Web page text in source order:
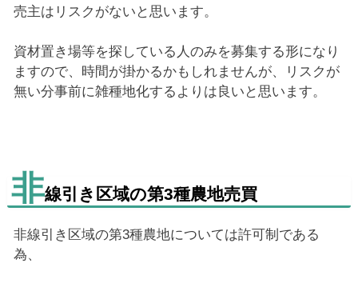
売主はリスクがないと思います。
資材置き場等を探している人のみを募集する形になり
ますので、時間が掛かるかもしれませんが、リスクが
無い分事前に雑種地化するよりは良いと思います。
非線引き区域の第3種農地売買
非線引き区域の第3種農地については許可制である
為、